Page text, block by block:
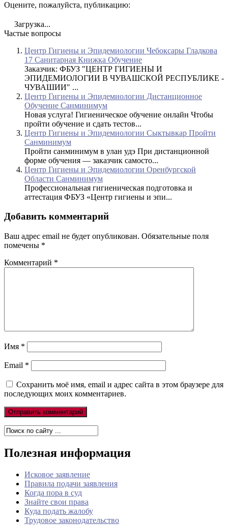
Оцените, пожалуйста, публикацию:
Загрузка...
Частые вопросы
Центр Гигиены и Эпидемиологии Чебоксары Гладкова
17 Санитарная Книжка Обучение
Заказчик: ФБУЗ "ЦЕНТР ГИГИЕНЫ И
ЭПИДЕМИОЛОГИИ В ЧУВАШСКОЙ РЕСПУБЛИКЕ -
ЧУВАШИИ" ...
Центр Гигиены и Эпидемиологии Дистанционное
Обучение Санминимум
Новая услуга! Гигиеническое обучение онлайн Чтобы
пройти обучение и сдать тестов...
Центр Гигиены и Эпидемиологии Сыктывкар Пройти
Санминимум
Пройти санминимум в улан удэ При дистанционной
форме обучения — заказчик самосто...
Центр Гигиены и Эпидемиологии Оренбургской
Области Санминимум
Профессиональная гигиеническая подготовка и
аттестация ФБУЗ «Центр гигиены и эпи...
Добавить комментарий
Ваш адрес email не будет опубликован. Обязательные поля
помечены *
Комментарий *
Имя *
Email *
Сохранить моё имя, email и адрес сайта в этом браузере для
последующих моих комментариев.
Полезная информация
Исковое заявление
Правила подачи заявления
Когда пора в суд
Знайте свои права
Куда подать жалобу
Трудовое законодательство